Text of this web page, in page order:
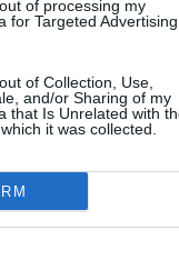
of processing my
for Targeted Advertising.
of Collection, Use,
and/or Sharing of my
that Is Unrelated with
it was collected.
Opinión